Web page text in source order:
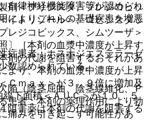
剤＜プリジスタ、プレジコビッ
イトリゾール＞、コビシスタッ
レジコビックス、シムツーザ＞
〕［本剤の血漿中濃度が上昇す
剤の代謝を阻害するおそれがあ
より、本剤の血漿中濃度が上昇
Ｃｍａｘ＞が３．９倍に増加及
下面積＜ＡＵＣ＞が１０．５
阻害薬は本剤の代謝を阻害する
自律神経機能障害等が認められ
によりこれらの基礎疾患を増悪
症患者：ホスホジエステラーゼ
数認められている。
陥（陰茎屈曲、陰茎線維化、Ｐ
患者：本剤の薬理作用により勃
痛みを引き起こす可能性があ